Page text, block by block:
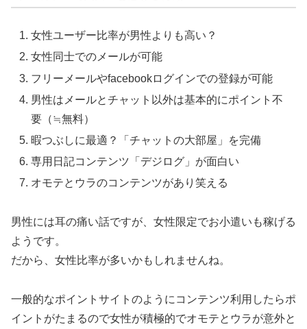
女性ユーザー比率が男性よりも高い？
女性同士でのメールが可能
フリーメールやfacebookログインでの登録が可能
男性はメールとチャット以外は基本的にポイント不
要（≒無料）
暇つぶしに最適？「チャットの大部屋」を完備
専用日記コンテンツ「デジログ」が面白い
オモテとウラのコンテンツがあり笑える
男性には耳の痛い話ですが、女性限定でお小遣いも稼げる
ようです。
だから、女性比率が多いかもしれませんね。
一般的なポイントサイトのようにコンテンツ利用したらポ
イントがたまるので女性が積極的でオモテとウラが意外と